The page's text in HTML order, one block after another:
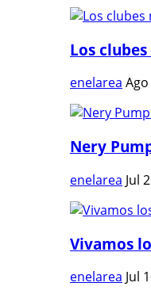
Los
enelarea
Nery
enelarea Jul
Vivamos
enelarea Jul